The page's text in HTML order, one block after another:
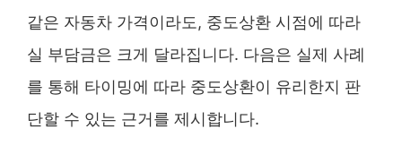
같은 자동차 가격이라도, 중도상환 시점에 따라
실 부담금은 크게 달라집니다. 다음은 실제 사례
를 통해 타이밍에 따라 중도상환이 유리한지 판
단할 수 있는 근거를 제시합니다.